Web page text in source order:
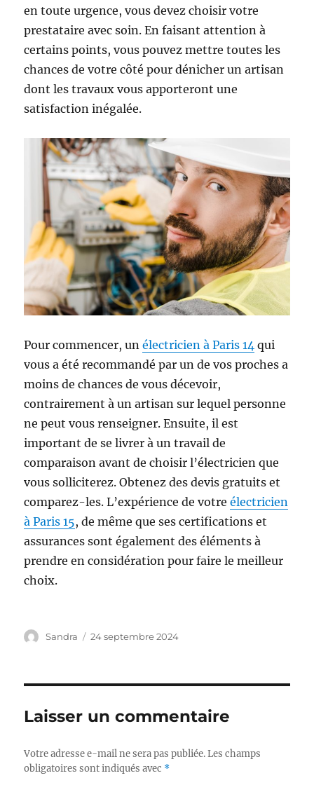
en toute urgence, vous devez choisir votre
prestataire avec soin. En faisant attention à
certains points, vous pouvez mettre toutes les
chances de votre côté pour dénicher un artisan
dont les travaux vous apporteront une
satisfaction inégalée.
Pour commencer, unélectricien à Paris 14 qui
vous a été recommandé par un de vos proches a
moins de chances de vous décevoir,
contrairement à un artisan sur lequel personne
ne peut vous renseigner. Ensuite, il est
important de se livrer à un travail de
comparaison avant de choisir l’électricien que
vous solliciterez. Obtenez des devis gratuits et
comparez-les. L’expérience de votreélectricien
à Paris 15, de même que ses certifications et
assurances sont également des éléments à
prendre en considération pour faire le meilleur
choix.
Auteur
Sandra
Publié
24 septembre 2024
Laisser un commentaire
Votre adresse e-mail ne sera pas publiée. Les champs
obligatoires sont indiqués avec *